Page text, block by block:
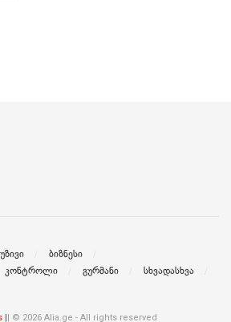
ბიზნესი
კონტროლი გურმანი
სხვადასხვა
|| © 2026 Alia.ge - All rights reserved